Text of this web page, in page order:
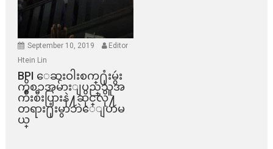
September 10, 2019
Editor
Htein Lin
BPI ​ေဆးဝါးစက္​႐ုံးမွဴး
ကိစၥအမ်ားျပည္​သူအ
က်ိဳးစီးပြားနဲ႔ဆိုင္​လို႔
တရား႐ုံးမွာဘဲေျပာမ
ယ္​